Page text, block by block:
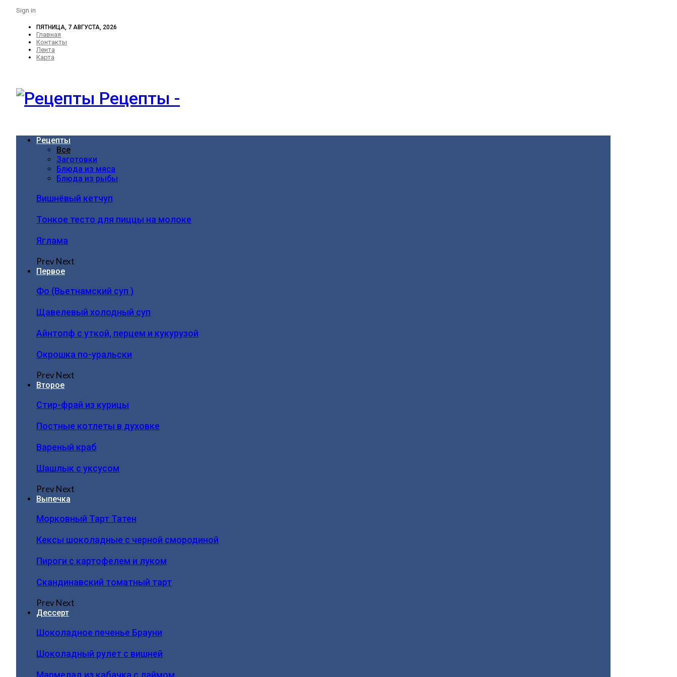
Sign in
ПЯТНИЦА, 7 АВГУСТА, 2026
Главная
Контакты
Лента
Карта
Рецепты -
Рецепты
Все
Заготовки
Блюда из мяса
Блюда из рыбы
Вишнёвый кетчуп
Тонкое тесто для пиццы на молоке
Яглама
PrevNext
Первое
Фо (Вьетнамский суп )
Щавелевый холодный суп
Айнтопф с уткой, перцем и кукурузой
Окрошка по-уральски
PrevNext
Второе
Стир-фрай из курицы
Постные котлеты в духовке
Вареный краб
Шашлык с уксусом
PrevNext
Выпечка
Морковный Тарт Татен
Кексы шоколадные с черной смородиной
Пироги c картофелем и луком
Скандинавский томатный тарт
PrevNext
Дессерт
Шоколадное печенье Брауни
Шоколадный рулет с вишней
Мармелад из кабачка с лаймом